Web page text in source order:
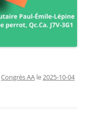
Congrès AA le2025-10-04